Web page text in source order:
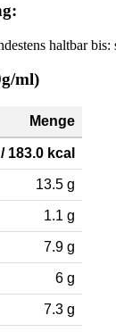
haltbar
ml)
Menge
183.0 kcal
13.5 g
1.1 g
7.9 g
6 g
7.3 g